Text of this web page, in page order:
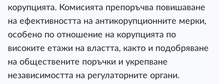
корупцията. Комисията препоръчва повишаване
на ефективността на антикорупционните мерки,
особено по отношение на корупцията по
високите етажи на властта, както и подобряване
на обществените поръчки и укрепване
независимостта на регулаторните органи.